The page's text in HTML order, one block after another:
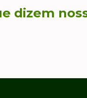
dizem